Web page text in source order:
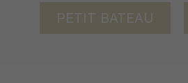
PETIT BATEAU